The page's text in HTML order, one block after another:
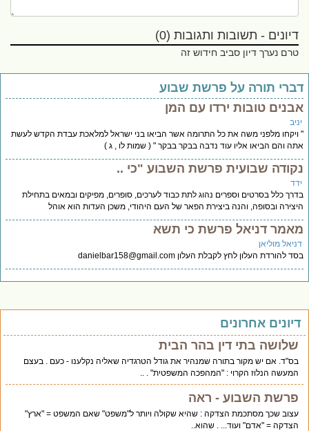
דיונים - תשובות ותגובות (0)
טרם נערך דיון סביב חידוש זה
תורה על פרשת שבוע
טובות ירדו עם המן
מלפני משה את כל התרומה אשר הביאו בני ישראל למלאכת עבדת הקדש לעשת
והם הביאו אליו עוד נדבה בבקר בבקר " ( שמות לו , ג )
שבועית פרשת השבוע "כי ..
כלל בסרטים וספרים נהוג לתת כבוד לערכים, סופרים, מפיקים ובמאים בתחילת
ובסופה, והנה ביצירת הפאר של העם היהודי, משכן העדות הוא אוהל
דניאל פרשת כי תשא
מוליאן
להורדת העלון לחץ לקבלת העלוןdanielbar158@gmail.com
אחרונים
שלושה בתי דין בהר הבית
בס"ד. אם יש מקור בתורה שמנהיר את גודל הטרגדיה שאליה נקלענו - כעם . בעצם
המעשה הנלוז הקרוי : "המהפכה המשפטית" . ..
פרשת השבוע - ראה
עצוב שכך מסתכמת הצדקה : שהיא שקולה ויותר ל"משפט" שאם המשפט = "ארץ"
הצדקה = "אדם" ועוד... . שהוא..